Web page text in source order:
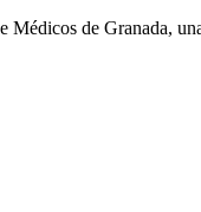
de Granada,